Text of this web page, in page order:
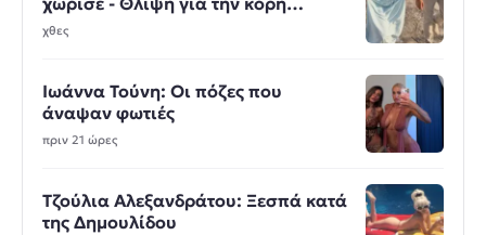
ευρωβουλευτή
χθες
Ιωάννα Τούνη: Οι πόζες που
άναψαν φωτιές
πριν 21 ώρες
Τζούλια Αλεξανδράτου: Ξεσπά κατά
της Δημουλίδου